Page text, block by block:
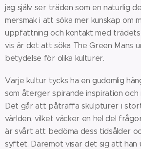
jag själv ser träden som en naturlig
mersmak i att söka mer kunskap om
uppfattning och kontakt med trädets
vis är det att söka The Green Mans
betydelse för olika kulturer.
Varje kultur tycks ha en gudomlig
som återger spirande inspiration och
Det går att påträffa skulpturer i
världen, vilket väcker en hel del
är svårt att bedöma dess tidsålder
syftet. Däremot visar det sig att han